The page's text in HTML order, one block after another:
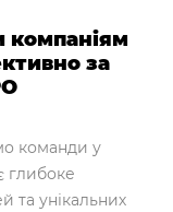
компаніям
за
команди у
глибоке
та унікальних